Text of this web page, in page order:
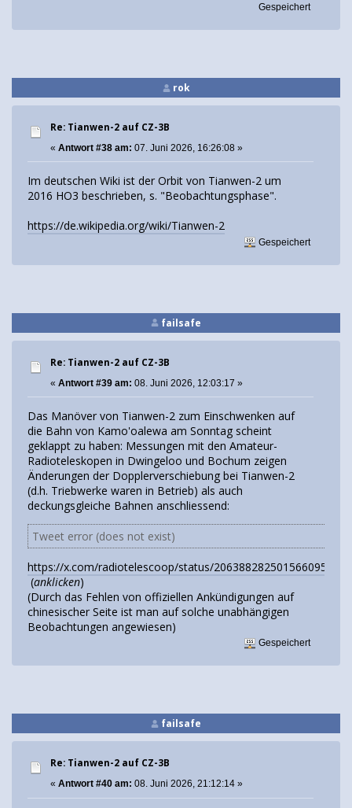
Gespeichert
rok
Re: Tianwen-2 auf CZ-3B
« Antwort #38 am: 07. Juni 2026, 16:26:08 »
Im deutschen Wiki ist der Orbit von Tianwen-2 um
2016 HO3 beschrieben, s. "Beobachtungsphase".
https://de.wikipedia.org/wiki/Tianwen-2
Gespeichert
failsafe
Re: Tianwen-2 auf CZ-3B
« Antwort #39 am: 08. Juni 2026, 12:03:17 »
Das Manöver von Tianwen-2 zum Einschwenken auf
die Bahn von Kamo'oalewa am Sonntag scheint
geklappt zu haben: Messungen mit den Amateur-
Radioteleskopen in Dwingeloo und Bochum zeigen
Änderungen der Dopplerverschiebung bei Tianwen-2
(d.h. Triebwerke waren in Betrieb) als auch
deckungsgleiche Bahnen anschliessend:
Tweet error (does not exist)
https://x.com/radiotelescoop/status/2063882825015660959/
(anklicken)
(Durch das Fehlen von offiziellen Ankündigungen auf
chinesischer Seite ist man auf solche unabhängigen
Beobachtungen angewiesen)
Gespeichert
failsafe
Re: Tianwen-2 auf CZ-3B
« Antwort #40 am: 08. Juni 2026, 21:12:14 »